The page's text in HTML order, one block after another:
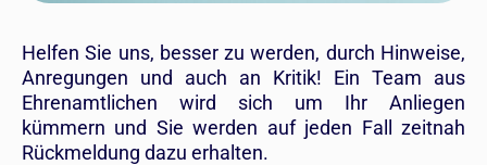
Helfen Sie uns, besser zu werden, durch Hinweise,
Anregungen und auch an Kritik! Ein Team aus
Ehrenamtlichen wird sich um Ihr Anliegen
kümmern und Sie werden auf jeden Fall zeitnah
Rückmeldung dazu erhalten.